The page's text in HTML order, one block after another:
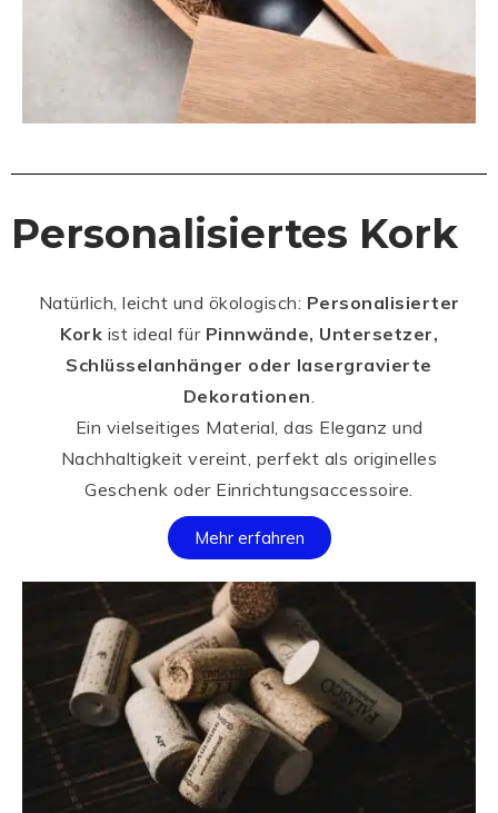
Personalisiertes Kork
Natürlich, leicht und ökologisch: Personalisierter
Kork ist ideal für Pinnwände, Untersetzer,
Schlüsselanhänger oder lasergravierte
Dekorationen
Ein vielseitiges Material, das Eleganz und
Nachhaltigkeit vereint, perfekt als originelles
Geschenk oder Einrichtungsaccessoire.
Mehr erfahren